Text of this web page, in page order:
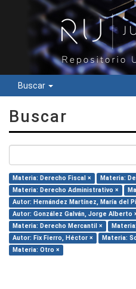
Buscar
Buscar
Materia: Derecho Fiscal ×
Materia:
Materia: Derecho Administrativo ×
Autor: Hernández Martínez, María del
Autor: González Galván, Jorge Alberto
Materia: Derecho Mercantil ×
Autor: Fix Fierro, Héctor ×
Materia:
Materia: Otro ×